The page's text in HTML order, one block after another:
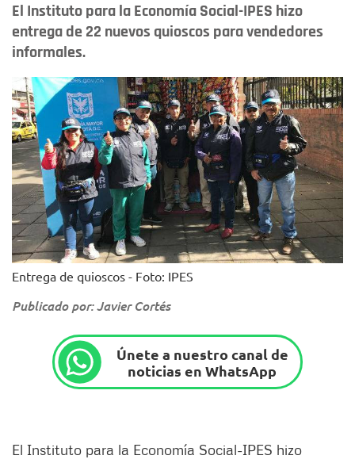
El Instituto para la Economía Social-IPES hizo
entrega de 22 nuevos quioscos para vendedores
informales.
Entrega de quioscos - Foto: IPES
Publicado por: Javier Cortés
Únete a nuestro canal de
noticias en WhatsApp
El Instituto para la Economía Social-IPES hizo